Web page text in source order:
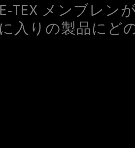
メンブレ
入りの製品にど